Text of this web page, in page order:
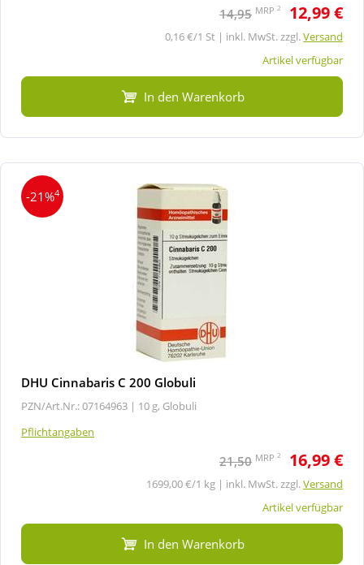
14,95 MRP 2 12,99 €
0,16 €/1 St | inkl. MwSt. zzgl.Versand
Artikel verfügbar
In den Warenkorb
-21%4
DHU Cinnabaris C 200 Globuli
PZN/Art.Nr.: 07164963 | 10 g, Globuli
Pflichtangaben
21,50 MRP 2 16,99 €
1699,00 €/1 kg | inkl. MwSt. zzgl.Versand
Artikel verfügbar
In den Warenkorb